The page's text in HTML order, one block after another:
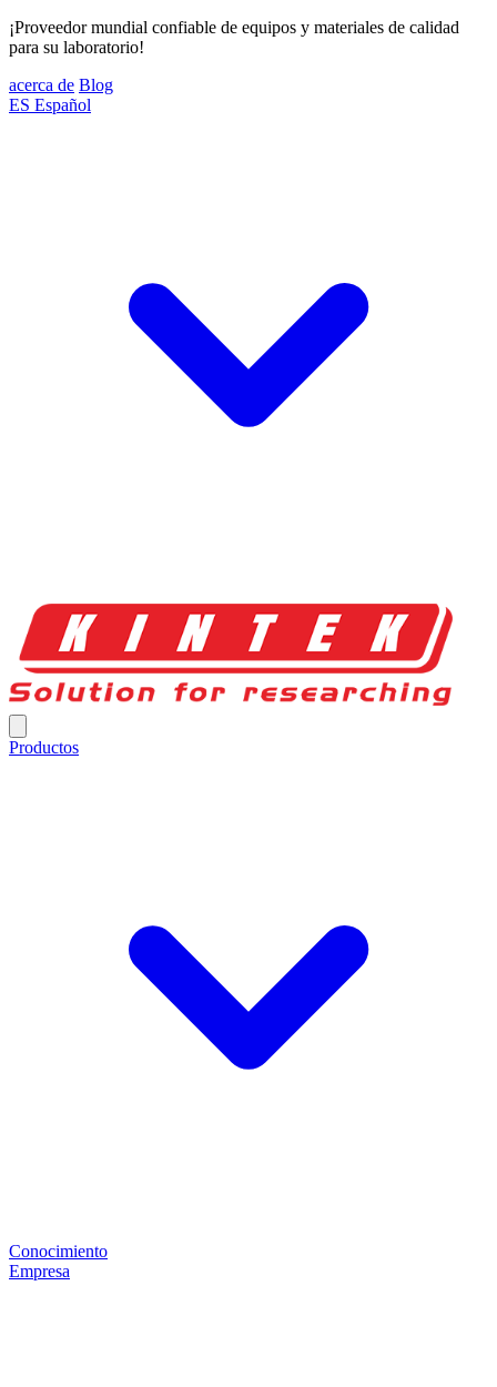
¡Proveedor mundial confiable de equipos y materiales de calidad
para su laboratorio!
acerca de Blog
ES Español
Productos
Conocimiento
Empresa